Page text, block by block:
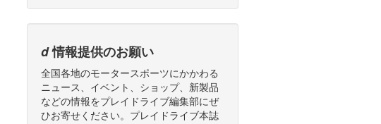
d情報提供のお願い
全国各地のモータースポーツにかかわる
ニュース、イベント、ショップ、新製品
などの情報をプレイドライブ編集部にぜ
ひお寄せください。プレイドライブ本誌